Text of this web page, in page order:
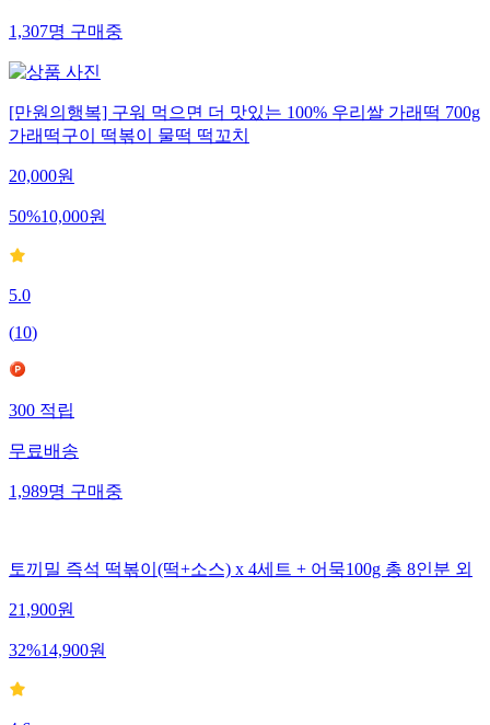
1,307명구매중
[만원의행복] 구워 먹으면 더 맛있는 100% 우리쌀 가래떡 700g
가래떡구이 떡볶이 물떡 떡꼬치
20,000원
50%10,000원
5.0
(10)
300적립
무료배송
1,989명구매중
토끼밀 즉석 떡볶이(떡+소스) x 4세트 + 어묵100g 총 8인분 외
21,900원
32%14,900원